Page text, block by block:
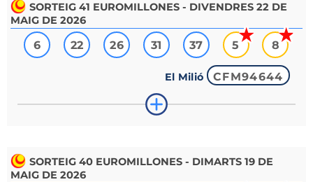
SORTEIG 41 EUROMILLONES - DIVENDRES 22 DE
MAIG DE 2026
6 22 26 31 37 5 8
El Milió CFM94644
SORTEIG 40 EUROMILLONES - DIMARTS 19 DE
MAIG DE 2026